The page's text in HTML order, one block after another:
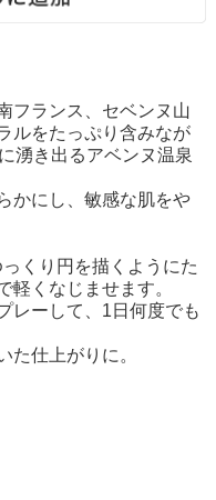
フランス、セベンヌ山
ルをたっぷり含みなが
湧き出るアベンヌ温泉
かにし、敏感な肌をや
くり円を描くようにた
軽くなじませます。
レーして、1日何度でも
た仕上がりに。